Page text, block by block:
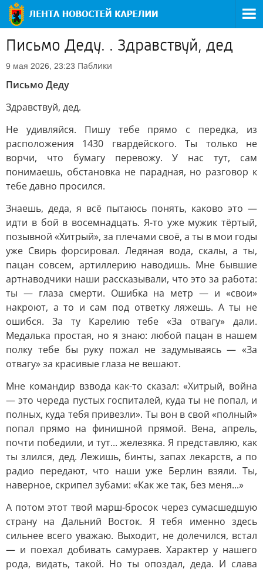
Письмо Деду. . Здравствуй, дед
9 мая 2026, 23:23 Паблики
Письмо Деду
Здравствуй, дед.
Не удивляйся. Пишу тебе прямо с передка, из
расположения 1430 гвардейского. Ты только не
ворчи, что бумагу перевожу. У нас тут, сам
понимаешь, обстановка не парадная, но разговор к
тебе давно просился.
Знаешь, деда, я всё пытаюсь понять, каково это —
идти в бой в восемнадцать. Я-то уже мужик тёртый,
позывной «Хитрый», за плечами своё, а ты в мои годы
уже Свирь форсировал. Ледяная вода, скалы, а ты,
пацан совсем, артиллерию наводишь. Мне бывшие
артнаводчики наши рассказывали, что это за работа:
ты — глаза смерти. Ошибка на метр — и «свои»
накроют, а то и сам под ответку ляжешь. А ты не
ошибся. За ту Карелию тебе «За отвагу» дали.
Медалька простая, но я знаю: любой пацан в нашем
полку тебе бы руку пожал не задумываясь — «За
отвагу» за красивые глаза не вешают.
Мне командир взвода как-то сказал: «Хитрый, война
— это череда пустых госпиталей, куда ты не попал, и
полных, куда тебя привезли». Ты вон в свой «полный»
попал прямо на финишной прямой. Вена, апрель,
почти победили, и тут... железяка. Я представляю, как
ты злился, дед. Лежишь, бинты, запах лекарств, а по
радио передают, что наши уже Берлин взяли. Ты,
наверное, скрипел зубами: «Как же так, без меня...»
А потом этот твой марш-бросок через сумасшедшую
страну на Дальний Восток. Я тебя именно здесь
сильнее всего уважаю. Выходит, не долечился, встал
— и поехал добивать самураев. Характер у нашего
рода, видать, такой. Но ты опоздал, деда. И слава